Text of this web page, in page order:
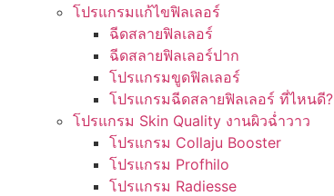
โปรแกรมแก้ไขฟิลเลอร์
ฉีดสลายฟิลเลอร์
ฉีดสลายฟิลเลอร์ปาก
โปรแกรมขูดฟิลเลอร์
โปรแกรมฉีดสลายฟิลเลอร์ ที่ไหนดี?
โปรแกรม Skin Quality งานผิวฉ่ำวาว
โปรแกรม Collaju Booster
โปรแกรม Profhilo
โปรแกรม Radiesse